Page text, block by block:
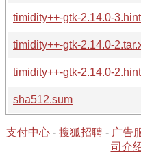
timidity++-gtk-2.14.0-3.hint
timidity++-gtk-2.14.0-
timidity++-gtk-2.14.0-2.hint
sha512.sum
支付中心 - 搜狐招聘 - 广告
司介